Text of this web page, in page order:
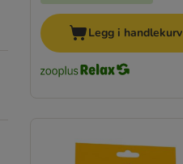
Legg i handlekurv